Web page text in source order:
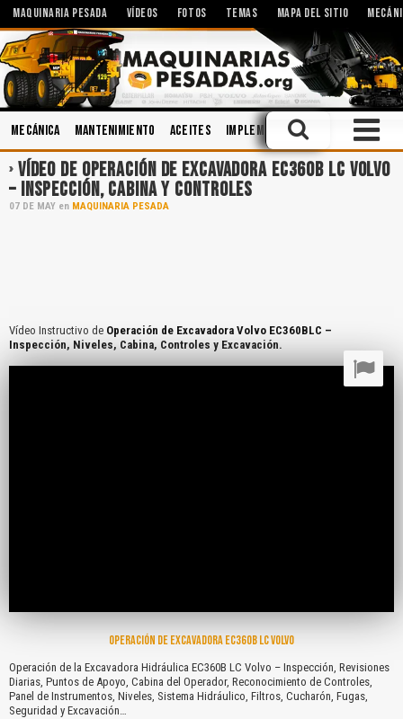
MAQUINARIA PESADA VÍDEOS FOTOS TEMAS MAPA DEL SITIO
Mecánica Mantenimiento Aceites Implementos Topografía
VÍDEO DE OPERACIÓN DE EXCAVADORA EC360B LC VOLVO
– INSPECCIÓN, CABINA Y CONTROLES
07 DE MAY en MAQUINARIA PESADA
Vídeo Instructivo de Operación de Excavadora Volvo EC360BLC –
Inspección, Niveles, Cabina, Controles y Excavación.
OPERACIÓN DE EXCAVADORA EC360B LC VOLVO
Operación de la Excavadora Hidráulica EC360B LC Volvo – Inspección, Revisiones
Diarias, Puntos de Apoyo, Cabina del Operador, Reconocimiento de Controles,
Panel de Instrumentos, Niveles, Sistema Hidráulico, Filtros, Cucharón, Fugas,
Seguridad y Excavación…